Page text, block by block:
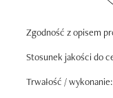
Zgodność z opisem
Stosunek jakości do
Trwałość / wykonanie: